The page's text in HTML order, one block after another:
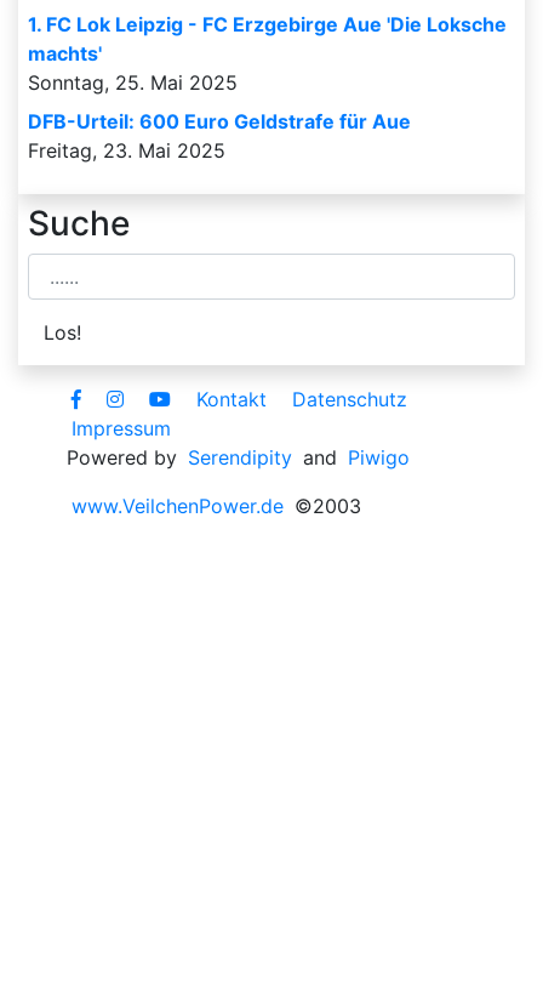
1. FC Lok Leipzig - FC Erzgebirge Aue 'Die Loksche
machts'
Sonntag, 25. Mai 2025
DFB-Urteil: 600 Euro Geldstrafe für Aue
Freitag, 23. Mai 2025
Suche
Kontakt
Datenschutz
Impressum
Powered by Serendipity and Piwigo
www.VeilchenPower.de ©2003